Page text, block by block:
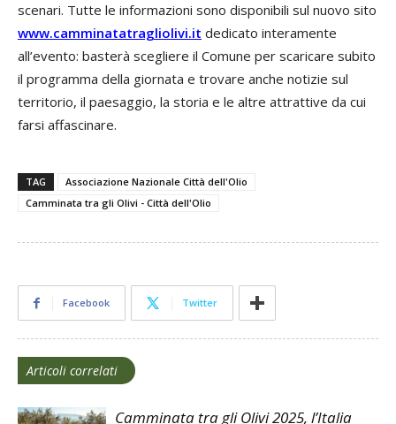
scenari. Tutte le informazioni sono disponibili sul nuovo sito
www.camminatatragliolivi.it dedicato interamente
all’evento: basterà scegliere il Comune per scaricare subito
il programma della giornata e trovare anche notizie sul
territorio, il paesaggio, la storia e le altre attrattive da cui
farsi affascinare.
TAG
Associazione Nazionale Città dell'Olio
Camminata tra gli Olivi - Città dell'Olio
Facebook Twitter
Articoli correlati
Camminata tra gli Olivi 2025, l’Italia